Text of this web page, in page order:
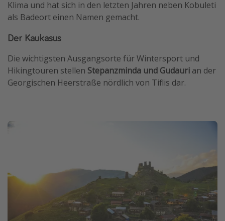
Klima und hat sich in den letzten Jahren neben Kobuleti
als Badeort einen Namen gemacht.
Der Kaukasus
Die wichtigsten Ausgangsorte für Wintersport und
Hikingtouren stellen Stepanzminda und Gudauri an der
Georgischen Heerstraße nördlich von Tiflis dar.